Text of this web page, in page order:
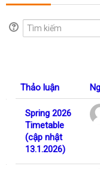
Sinh viên
Tiếng Việt
Tìm kiếm
Danh sách
Thảo luận
Spring 2026
Timetable
(cập nhật
13.1.2026)